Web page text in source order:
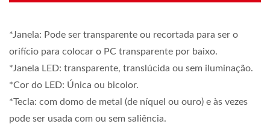
*Janela: Pode ser transparente ou recortada para ser o
orifício para colocar o PC transparente por baixo.
*Janela LED: transparente, translúcida ou sem iluminação.
*Cor do LED: Única ou bicolor.
*Tecla: com domo de metal (de níquel ou ouro) e às vezes
pode ser usada com ou sem saliência.